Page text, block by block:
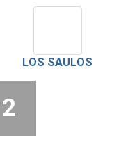
LOS SAULOS
2